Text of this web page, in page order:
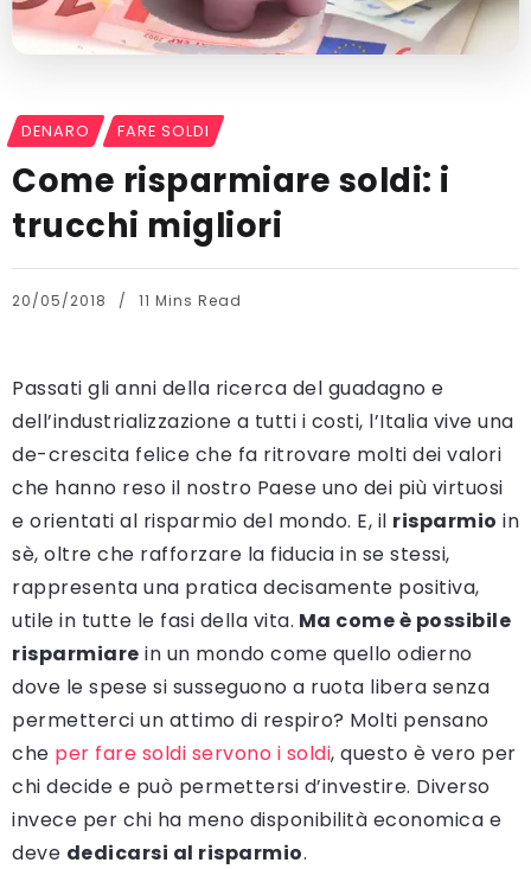
DENARO FARE SOLDI
Come risparmiare soldi: i
trucchi migliori
20/05/2018 11 Mins Read
Passati gli anni della ricerca del guadagno e
dell’industrializzazione a tutti i costi, l’Italia vive una
de-crescita felice che fa ritrovare molti dei valori
che hanno reso il nostro Paese uno dei più virtuosi
e orientati al risparmio del mondo. E, il risparmio in
sè, oltre che rafforzare la fiducia in se stessi,
rappresenta una pratica decisamente positiva,
utile in tutte le fasi della vita. Ma come è possibile
risparmiare in un mondo come quello odierno
dove le spese si susseguono a ruota libera senza
permetterci un attimo di respiro? Molti pensano
che per fare soldi servono i soldi, questo è vero per
chi decide e può permettersi d’investire. Diverso
invece per chi ha meno disponibilità economica e
deve dedicarsi al risparmio.